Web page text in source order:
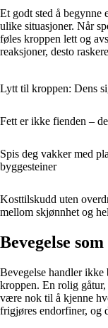
Et godt sted å begynne
ulike situasjoner. Når
føles kroppen lett og
reaksjoner, desto
Lytt til kroppen: Dens
Fett er ikke fienden –
Spis deg vakker med
byggesteiner
Kosttilskudd uten
mellom skjønnhet og
Bevegelse
Bevegelse handler ikke
kroppen. En rolig
være nok til å kjenne
frigjøres endorfiner, og